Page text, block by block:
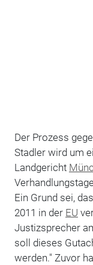
Der Prozess
Stadler wird um
Landgericht
Ein Grund sei,
2011 in der EU
Justizsprecher
soll dieses
werden." Zuvor